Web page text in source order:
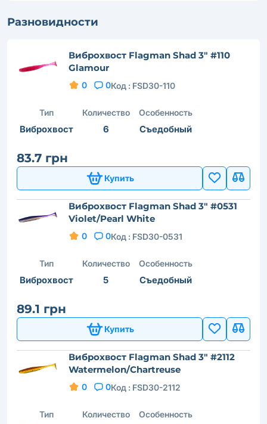
Разновидности
Виброхвост Flagman Shad 3" #110
Glamour
0 0Код : FSD30-110
Тип
Виброхвост
Количество
6
Особенность
Съедобный
83.7 грн
Купить
Виброхвост Flagman Shad 3" #0531
Violet/Pearl White
0 0Код : FSD30-0531
Тип
Виброхвост
Количество
5
Особенность
Съедобный
89.1 грн
Купить
Виброхвост Flagman Shad 3" #2112
Watermelon/Chartreuse
0 0Код : FSD30-2112
Тип Количество Особенность